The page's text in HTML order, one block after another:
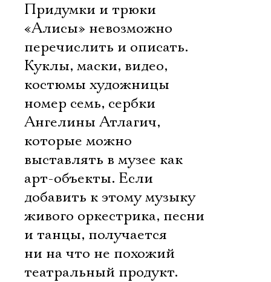
Придумки и трюки
«Алисы» невозможно
перечислить и описать.
Куклы, маски, видео,
костюмы художницы
номер семь, сербки
Ангелины Атлагич,
которые можно
выставлять в музее как
арт-объекты. Если
добавить к этому музыку
живого оркестрика, песни
и танцы, получается
ни на что не похожий
театральный продукт.